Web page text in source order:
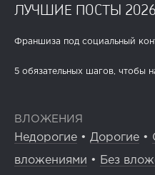
ЛУЧШИЕ ПОСТЫ 2026
Франшиза под социальный
5 обязательных шагов, чтобы
ВЛОЖЕНИЯ
Недорогие • Дорогие •
вложениями • Без